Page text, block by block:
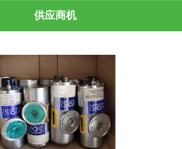
供应商机